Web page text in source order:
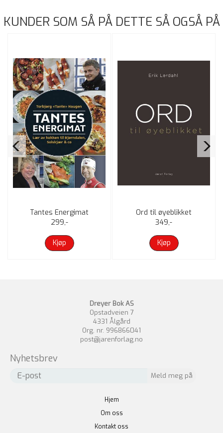
KUNDER SOM SÅ PÅ DETTE SÅ OGSÅ PÅ
Tantes Energimat
299,-
Kjøp
Ord til øyeblikket
349,-
Kjøp
Dreyer Bok AS
Opstadveien 7
4331 Ålgård
Org. nr. 996866041
post@jarenforlag.no
Nyhetsbrev
Hjem
Om oss
Kontakt oss